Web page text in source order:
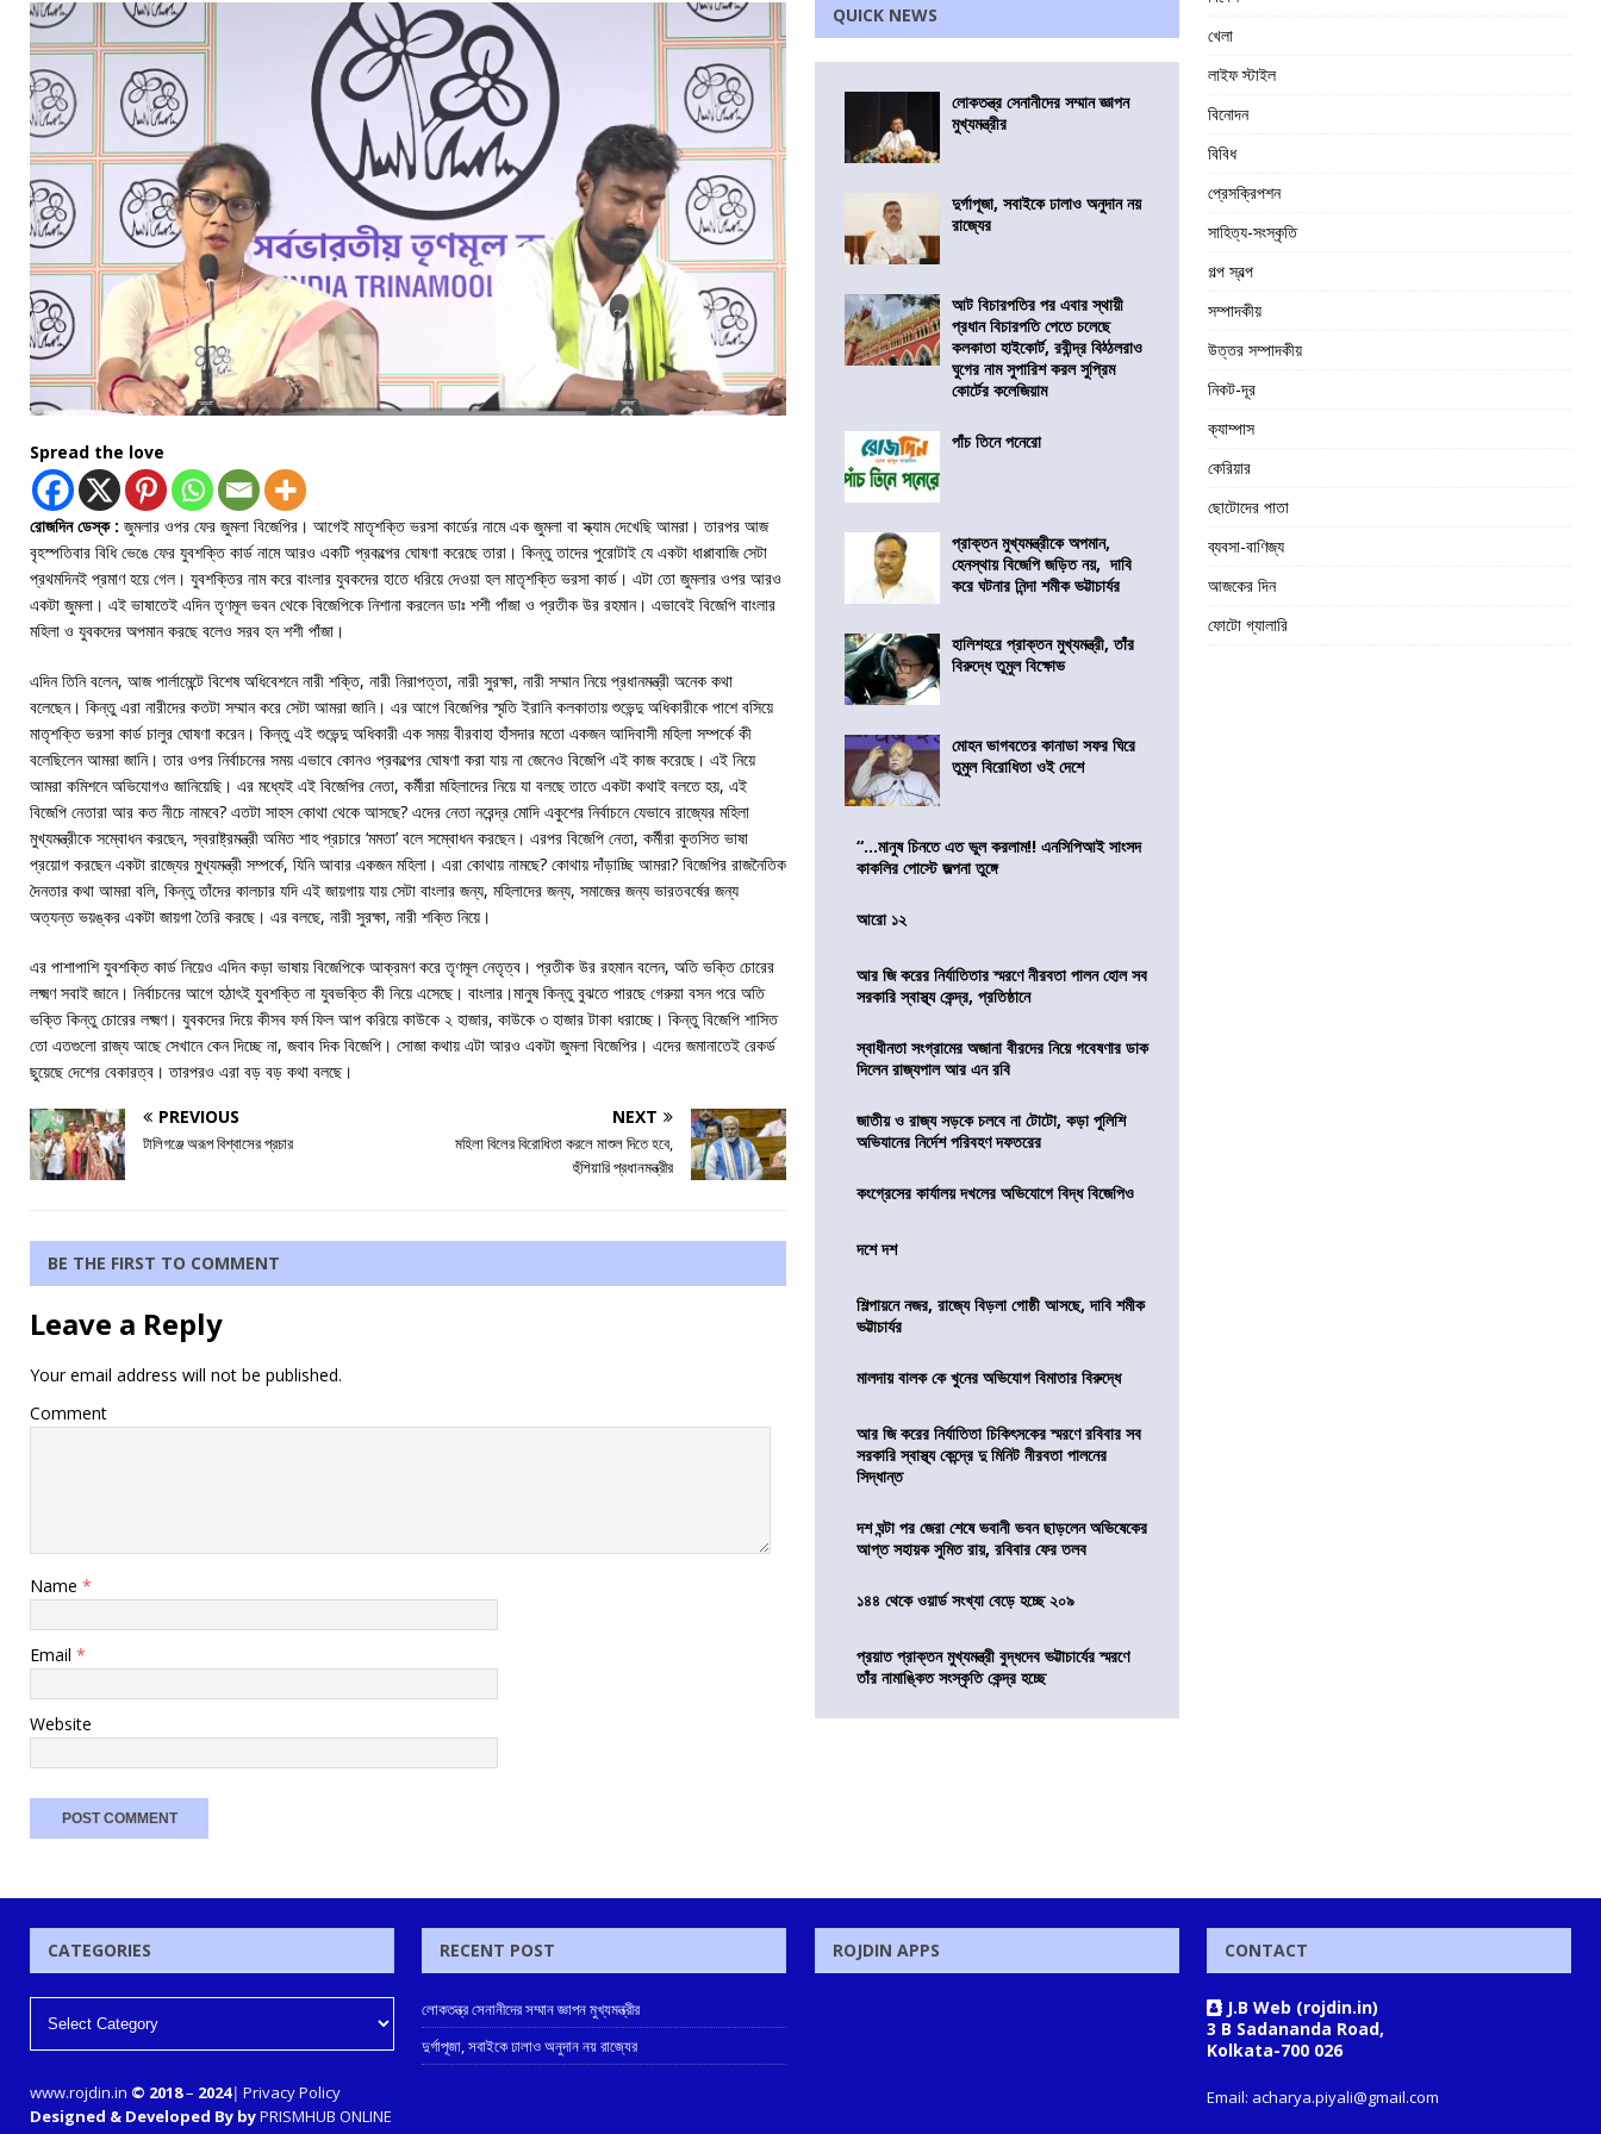
Spread the love
রোজদিন ডেস্ক : জুমলার ওপর ফের জুমলা বিজেপির। আগেই মাতৃশক্তি ভরসা কার্ডের নামে এক জুমলা বা স্ক্যাম দেখেছি আমরা। তারপর আজ
বৃহস্পতিবার বিধি ভেঙে ফের যুবশক্তি কার্ড নামে আরও একটি প্রকল্পের ঘোষণা করেছে তারা। কিন্তু তাদের পুরোটাই যে একটা ধাপ্পাবাজি সেটা
প্রথমদিনই প্রমাণ হয়ে গেল। যুবশক্তির নাম করে বাংলার যুবকদের হাতে ধরিয়ে দেওয়া হল মাতৃশক্তি ভরসা কার্ড। এটা তো জুমলার ওপর আরও
একটা জুমলা। এই ভাষাতেই এদিন তৃণমূল ভবন থেকে বিজেপিকে নিশানা করলেন ডাঃ শশী পাঁজা ও প্রতীক উর রহমান। এভাবেই বিজেপি বাংলার
মহিলা ও যুবকদের অপমান করছে বলেও সরব হন শশী পাঁজা।
এদিন তিনি বলেন, আজ পার্লামেন্টে বিশেষ অধিবেশনে নারী শক্তি, নারী নিরাপত্তা, নারী সুরক্ষা, নারী সম্মান নিয়ে প্রধানমন্ত্রী অনেক কথা
বলেছেন। কিন্তু এরা নারীদের কতটা সম্মান করে সেটা আমরা জানি। এর আগে বিজেপির স্মৃতি ইরানি কলকাতায় শুভেন্দু অধিকারীকে পাশে বসিয়ে
মাতৃশক্তি ভরসা কার্ড চালুর ঘোষণা করেন। কিন্তু এই শুভেন্দু অধিকারী এক সময় বীরবাহা হাঁসদার মতো একজন আদিবাসী মহিলা সম্পর্কে কী
বলেছিলেন আমরা জানি। তার ওপর নির্বাচনের সময় এভাবে কোনও প্রকল্পের ঘোষণা করা যায় না জেনেও বিজেপি এই কাজ করেছে। এই নিয়ে
আমরা কমিশনে অভিযোগও জানিয়েছি। এর মধ্যেই এই বিজেপির নেতা, কর্মীরা মহিলাদের নিয়ে যা বলছে তাতে একটা কথাই বলতে হয়, এই
বিজেপি নেতারা আর কত নীচে নামবে? এতটা সাহস কোথা থেকে আসছে? এদের নেতা নরেন্দ্র মোদি একুশের নির্বাচনে যেভাবে রাজ্যের মহিলা
মুখ্যমন্ত্রীকে সম্বোধন করছেন, স্বরাষ্ট্রমন্ত্রী অমিত শাহ প্রচারে ‘মমতা’ বলে সম্বোধন করছেন। এরপর বিজেপি নেতা, কর্মীরা কুতসিত ভাষা
প্রয়োগ করছেন একটা রাজ্যের মুখ্যমন্ত্রী সম্পর্কে, যিনি আবার একজন মহিলা। এরা কোথায় নামছে? কোথায় দাঁড়াচ্ছি আমরা? বিজেপির রাজনৈতিক
দৈনতার কথা আমরা বলি, কিন্তু তাঁদের কালচার যদি এই জায়গায় যায় সেটা বাংলার জন্য, মহিলাদের জন্য, সমাজের জন্য ভারতবর্ষের জন্য
অত্যন্ত ভয়ঙ্কর একটা জায়গা তৈরি করছে। এর বলছে, নারী সুরক্ষা, নারী শক্তি নিয়ে।
এর পাশাপাশি যুবশক্তি কার্ড নিয়েও এদিন কড়া ভাষায় বিজেপিকে আক্রমণ করে তৃণমূল নেতৃত্ব। প্রতীক উর রহমান বলেন, অতি ভক্তি চোরের
লক্ষ্মণ সবাই জানে। নির্বাচনের আগে হঠাৎই যুবশক্তি না যুবভক্তি কী নিয়ে এসেছে। বাংলার।মানুষ কিন্তু বুঝতে পারছে গেরুয়া বসন পরে অতি
ভক্তি কিন্তু চোরের লক্ষ্মণ। যুবকদের দিয়ে কীসব ফর্ম ফিল আপ করিয়ে কাউকে ২ হাজার, কাউকে ৩ হাজার টাকা ধরাচ্ছে। কিন্তু বিজেপি শাসিত
তো এতগুলো রাজ্য আছে সেখানে কেন দিচ্ছে না, জবাব দিক বিজেপি। সোজা কথায় এটা আরও একটা জুমলা বিজেপির। এদের জমানাতেই রেকর্ড
ছুয়েছে দেশের বেকারত্ব। তারপরও এরা বড় বড় কথা বলছে।
PREVIOUS
টালিগঞ্জে অরূপ বিশ্বাসের প্রচার
NEXT
মহিলা বিলের বিরোধিতা করলে মাশুল দিতে হবে,
হুঁশিয়ারি প্রধানমন্ত্রীর
BE THE FIRST TO COMMENT
Leave a Reply
Your email address will not be published.
Comment
Name *
Email *
Website
QUICK NEWS
লোকতন্ত্র সেনানীদের সম্মান জ্ঞাপন
মুখ্যমন্ত্রীর
দুর্গাপূজা, সবাইকে ঢালাও অনুদান নয়
রাজ্যের
আট বিচারপতির পর এবার স্থায়ী
প্রধান বিচারপতি পেতে চলেছে
কলকাতা হাইকোর্ট, রবীন্দ্র বিঠ্ঠলরাও
ঘুগের নাম সুপারিশ করল সুপ্রিম
কোর্টের কলেজিয়াম
পাঁচ তিনে পনেরো
প্রাক্তন মুখ্যমন্ত্রীকে অপমান,
হেনস্থায় বিজেপি জড়িত নয়, দাবি
করে ঘটনার নিন্দা শমীক ভট্টাচার্যর
হালিশহরে প্রাক্তন মুখ্যমন্ত্রী, তাঁর
বিরুদ্ধে তুমুল বিক্ষোভ
মোহন ভাগবতের কানাডা সফর ঘিরে
তুমুল বিরোধিতা ওই দেশে
“…মানুষ চিনতে এত ভুল করলাম!! এনসিপিআই সাংসদ
কাকলির পোস্টে জল্পনা তুঙ্গে
আরো ১২
আর জি করের নির্যাতিতার স্মরণে নীরবতা পালন হোল সব
সরকারি স্বাস্থ্য কেন্দ্র, প্রতিষ্ঠানে
স্বাধীনতা সংগ্রামের অজানা বীরদের নিয়ে গবেষণার ডাক
দিলেন রাজ্যপাল আর এন রবি
জাতীয় ও রাজ্য সড়কে চলবে না টোটো, কড়া পুলিশি
অভিযানের নির্দেশ পরিবহণ দফতরের
কংগ্রেসের কার্যালয় দখলের অভিযোগে বিদ্ধ বিজেপিও
দশে দশ
শিল্পায়নে নজর, রাজ্যে বিড়লা গোষ্ঠী আসছে, দাবি শমীক
ভট্টাচার্যর
মালদায় বালক কে খুনের অভিযোগ বিমাতার বিরুদ্ধে
আর জি করের নির্যাতিতা চিকিৎসকের স্মরণে রবিবার সব
সরকারি স্বাস্থ্য কেন্দ্রে দু মিনিট নীরবতা পালনের
সিদ্ধান্ত
দশ ঘন্টা পর জেরা শেষে ভবানী ভবন ছাড়লেন অভিষেকের
আপ্ত সহায়ক সুমিত রায়, রবিবার ফের তলব
১৪৪ থেকে ওয়ার্ড সংখ্যা বেড়ে হচ্ছে ২০৯
প্রয়াত প্রাক্তন মুখ্যমন্ত্রী বুদ্ধদেব ভট্টাচার্যের স্মরণে
তাঁর নামাঙ্কিত সংস্কৃতি কেন্দ্র হচ্ছে
খেলা
লাইফ স্টাইল
বিনোদন
বিবিধ
প্রেসক্রিপশন
সাহিত্য-সংস্কৃতি
গল্প স্বল্প
সম্পাদকীয়
উত্তর সম্পাদকীয়
নিকট-দূর
ক্যাম্পাস
কেরিয়ার
ছোটোদের পাতা
ব্যবসা-বাণিজ্য
আজকের দিন
ফোটো গ্যালারি
CATEGORIES
www.rojdin.in © 2018– 2024| Privacy Policy
Designed & Developed By byPRISMHUB ONLINE
RECENT POST
লোকতন্ত্র সেনানীদের সম্মান জ্ঞাপন মুখ্যমন্ত্রীর
দুর্গাপূজা, সবাইকে ঢালাও অনুদান নয় রাজ্যের
ROJDIN APPS CONTACT
J.B Web (rojdin.in)
3 B Sadananda Road,
Kolkata-700 026
Email: acharya.piyali@gmail.com